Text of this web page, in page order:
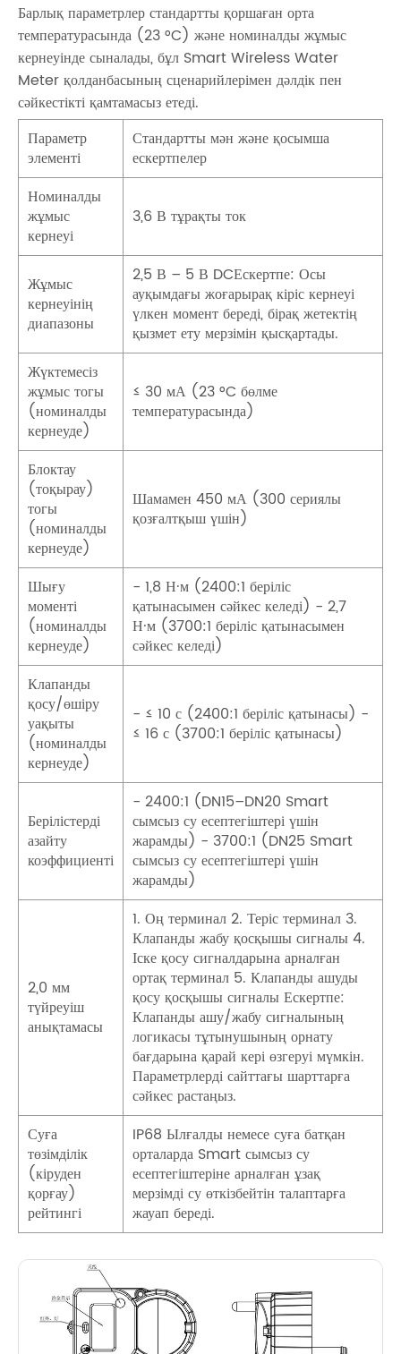
Барлық параметрлер стандартты қоршаған орта
температурасында (23 °C) және номиналды жұмыс
кернеуінде сыналады, бұл Smart Wireless Water
Meter қолданбасының сценарийлерімен дәлдік пен
сәйкестікті қамтамасыз етеді.
Параметр
элементі
Стандартты мән және қосымша
ескертпелер
Номиналды
жұмыс
кернеуі
3,6 В тұрақты ток
Жұмыс
кернеуінің
диапазоны
2,5 В – 5 В DCЕскертпе: Осы
ауқымдағы жоғарырақ кіріс кернеуі
үлкен момент береді, бірақ жетектің
қызмет ету мерзімін қысқартады.
Жүктемесіз
жұмыс тогы
(номиналды
кернеуде)
≤ 30 мА (23 °C бөлме
температурасында)
Блоктау
(тоқырау)
тогы
(номиналды
кернеуде)
Шамамен 450 мА (300 сериялы
қозғалтқыш үшін)
Шығу
моменті
(номиналды
кернеуде)
- 1,8 Н·м (2400:1 беріліс
қатынасымен сәйкес келеді) - 2,7
Н·м (3700:1 беріліс қатынасымен
сәйкес келеді)
Клапанды
қосу/өшіру
уақыты
(номиналды
кернеуде)
- ≤ 10 с (2400:1 беріліс қатынасы) -
≤ 16 с (3700:1 беріліс қатынасы)
Берілістерді
азайту
коэффициенті
- 2400:1 (DN15–DN20 Smart
сымсыз су есептегіштері үшін
жарамды) - 3700:1 (DN25 Smart
сымсыз су есептегіштері үшін
жарамды)
2,0 мм
түйреуіш
анықтамасы
1. Оң терминал 2. Теріс терминал 3.
Клапанды жабу қосқышы сигналы 4.
Іске қосу сигналдарына арналған
ортақ терминал 5. Клапанды ашуды
қосу қосқышы сигналы Ескертпе:
Клапанды ашу/жабу сигналының
логикасы тұтынушының орнату
бағдарына қарай кері өзгеруі мүмкін.
Параметрлерді сайттағы шарттарға
сәйкес растаңыз.
Суға
төзімділік
(кіруден
қорғау)
рейтингі
IP68 Ылғалды немесе суға батқан
орталарда Smart сымсыз су
есептегіштеріне арналған ұзақ
мерзімді су өткізбейтін талаптарға
жауап береді.